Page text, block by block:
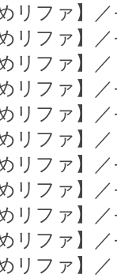
リファ】
リファ】
リファ】
リファ】
リファ】
リファ】
リファ】
リファ】
リファ】
リファ】
リファ】